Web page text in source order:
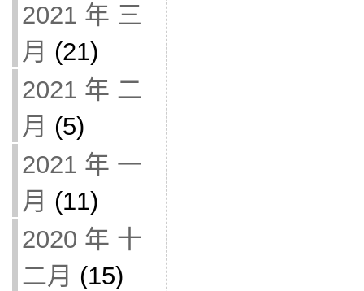
2021 年 三
月 (21)
2021 年 二
月 (5)
2021 年 一
月 (11)
2020 年 十
二月 (15)